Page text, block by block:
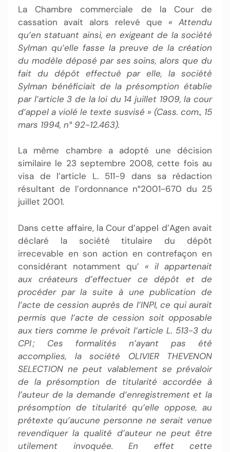
La Chambre commerciale de la Cour de
cassation avait alors relevé que « Attendu
qu’en statuant ainsi, en exigeant de la société
Sylman qu’elle fasse la preuve de la création
du modèle déposé par ses soins, alors que du
fait du dépôt effectué par elle, la société
Sylman bénéficiait de la présomption établie
par l’article 3 de la loi du 14 juillet 1909, la cour
d’appel a violé le texte susvisé » (Cass. com., 15
mars 1994, n° 92-12.463).
La même chambre a adopté une décision
similaire le 23 septembre 2008, cette fois au
visa de l’article L. 511-9 dans sa rédaction
résultant de l’ordonnance n°2001-670 du 25
juillet 2001.
Dans cette affaire, la Cour d’appel d’Agen avait
déclaré la société titulaire du dépôt
irrecevable en son action en contrefaçon en
considérant notamment qu’ « il appartenait
aux créateurs d’effectuer ce dépôt et de
procéder par la suite à une publication de
l’acte de cession auprès de l’INPI, ce qui aurait
permis que l’acte de cession soit opposable
aux tiers comme le prévoit l’article L. 513-3 du
CPI ; Ces formalités n’ayant pas été
accomplies, la société OLIVIER THEVENON
SELECTION ne peut valablement se prévaloir
de la présomption de titularité accordée à
l’auteur de la demande d’enregistrement et la
présomption de titularité qu’elle oppose, au
prétexte qu’aucune personne ne serait venue
revendiquer la qualité d’auteur ne peut être
utilement invoquée. En effet cette